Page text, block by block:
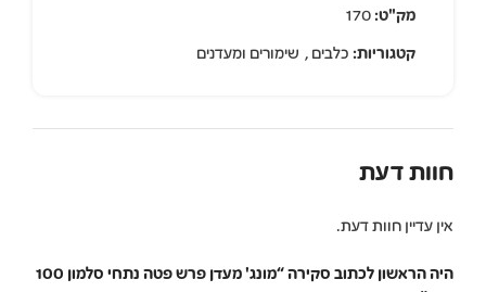
מק"ט: 170
קטגוריות: כלבים , שימורים ומעדנים
חוות דעת
אין עדיין חוות דעת.
היה הראשון לכתוב סקירה “מונג' מעדן פרש פטה נתחי סלמון 100